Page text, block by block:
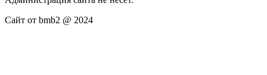
Сайт от bmb2 @ 2024